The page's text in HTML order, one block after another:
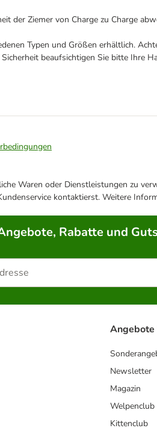
der Ziemer von Charge zu Charge
Typen und Größen erhältlich.
beaufsichtigen Sie bitte Ihre
Waren oder Dienstleistungen zu
kontaktierst. Weitere
Rabatte und
Angebote
Newsletter
Magazin
Welpenclub
Kittenclub